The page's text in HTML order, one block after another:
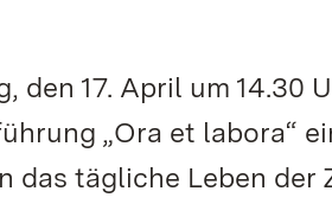
den 17. April um
„Ora et labora“
das tägliche Leben